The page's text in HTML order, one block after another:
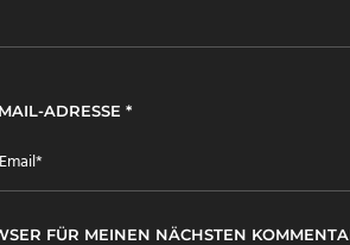
ADRESSE *
FÜR MEINEN NÄCHSTEN